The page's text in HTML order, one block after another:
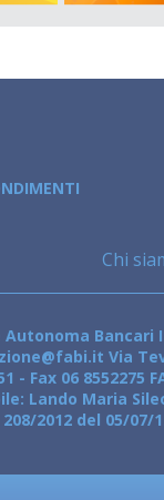
Chi
Autonoma Bancari
Via
- Fax 06 8552275
Lando Maria
2012 del 05/07/